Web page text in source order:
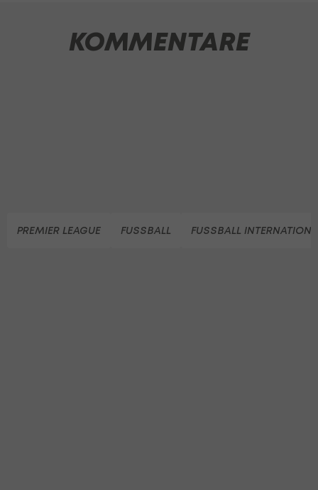
KOMMENTARE
PREMIER LEAGUE FUSSBALL FUSSBALL